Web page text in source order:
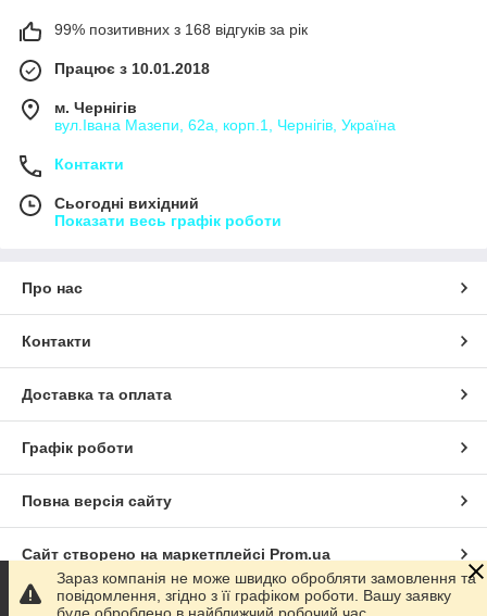
99% позитивних з 168 відгуків за рік
Працює з 10.01.2018
м. Чернігів
вул.Івана Мазепи, 62а, корп.1, Чернігів, Україна
Контакти
Сьогодні вихідний
Показати весь графік роботи
Про нас
Контакти
Доставка та оплата
Графік роботи
Повна версія сайту
Сайт створено на маркетплейсі Prom.ua
Політика конфіденційності
Зараз компанія не може швидко обробляти замовлення та
повідомлення, згідно з її графіком роботи. Вашу заявку